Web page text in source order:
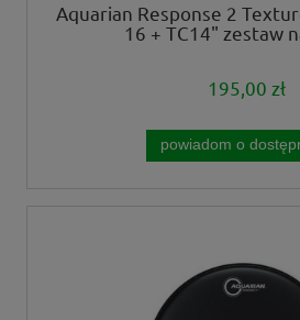
Aquarian Response 2
16 + TC14" zestaw
195,00 zł
powiadom o